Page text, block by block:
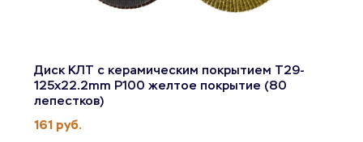
Диск КЛТ с керамическим покрытием T29-
125x22.2mm Р100 желтое покрытие (80
лепестков)
161 руб.